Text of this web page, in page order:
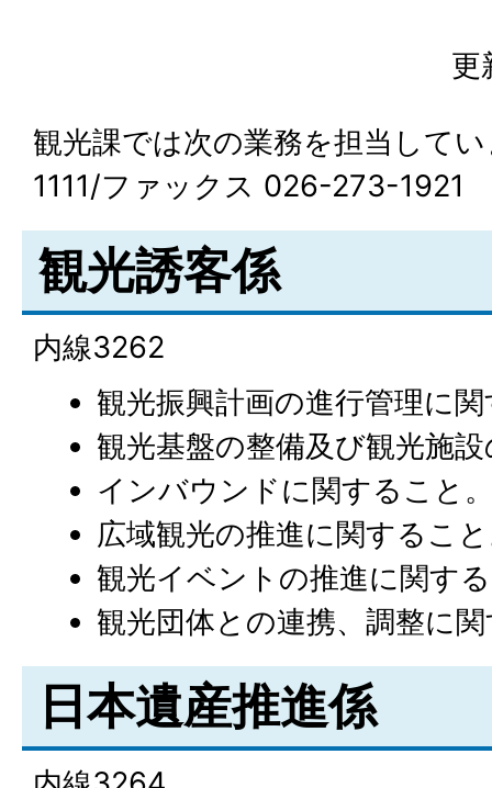
更
観光課では次の業務を担当して
1111/ファックス 026-273-1921
観光誘客係
内線3262
観光振興計画の進行管理に
観光基盤の整備及び観光施
インバウンドに関すること
広域観光の推進に関するこ
観光イベントの推進に関す
観光団体との連携、調整に
日本遺産推進係